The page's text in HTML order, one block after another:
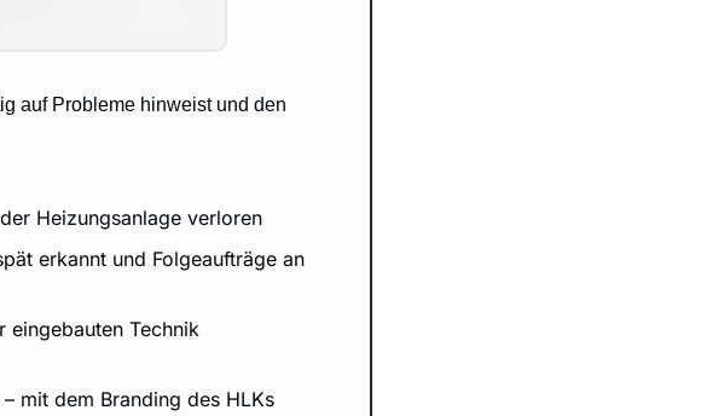
auf Probleme hinweist und den
Heizungsanlage verloren
erkannt und Folgeaufträge an
eingebauten Technik
mit dem Branding des HLKs